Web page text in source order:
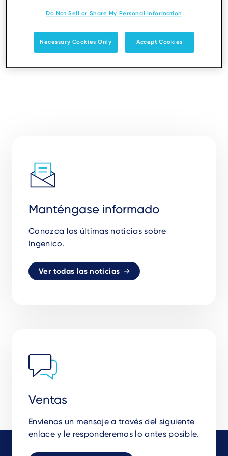
Manténgase informado
Conozca las últimas noticias sobre
Ingenico.
Ver todas las noticias
Ventas
Envíenos un mensaje a través del siguiente
enlace y le responderemos lo antes posible.
Do Not Sell or Share My Personal Information
Necessary Cookies Only Accept Cookies